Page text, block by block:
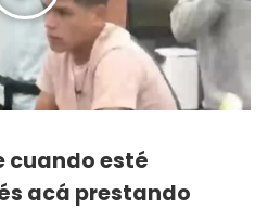
cuando esté
acá prestando